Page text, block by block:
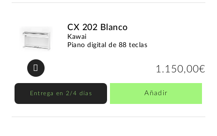
CX 202 Blanco
Kawai
Piano digital de 88 teclas
1.150,00€
Entrega en 2/4 días Añadir